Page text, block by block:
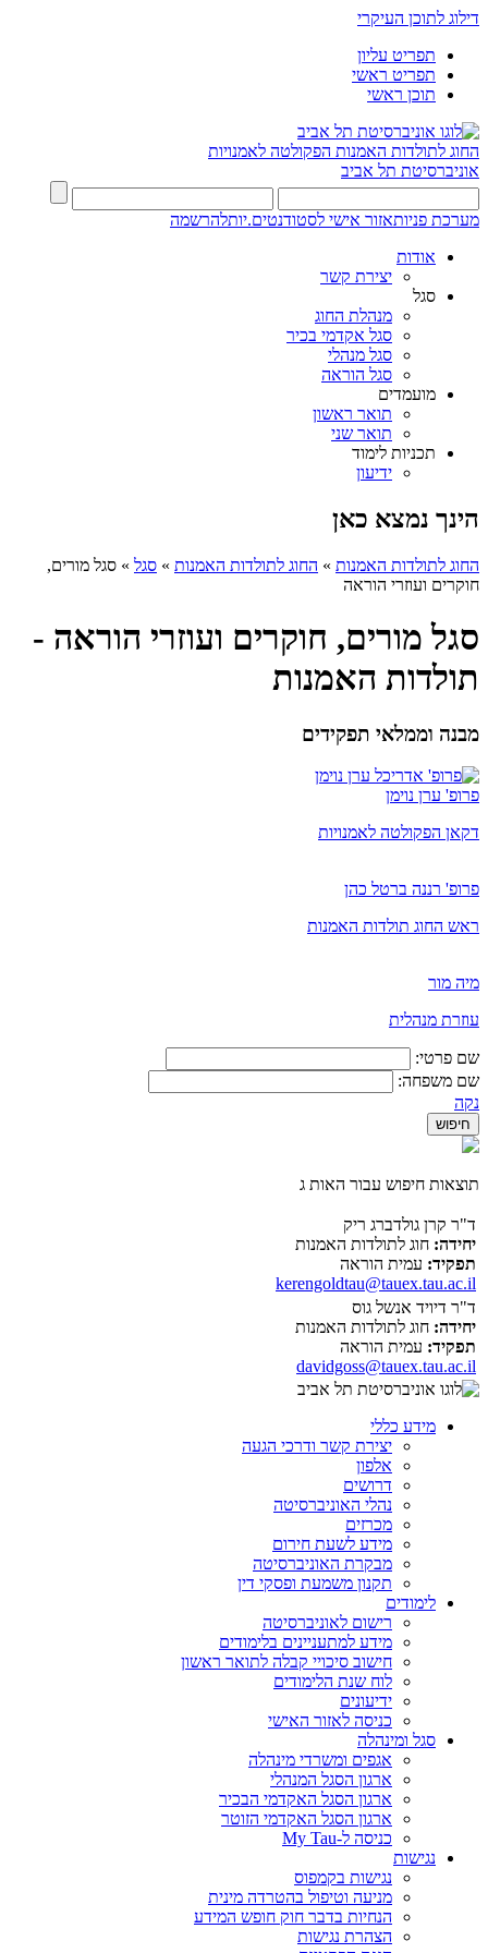
דילוג לתוכן העיקרי
תפריט עליון
תפריט ראשי
תוכן ראשי
החוג לתולדות האמנות הפקולטה לאמנויות
אוניברסיטת תל אביב
מערכת פניותאזור אישי לסטודנטים.יותלהרשמה
אודות
יצירת קשר
סגל
מנהלת החוג
סגל אקדמי בכיר
סגל מנהלי
סגל הוראה
מועמדים
תואר ראשון
תואר שני
תכניות לימוד
ידיעון
הינך נמצא כאן
החוג לתולדות האמנות » החוג לתולדות האמנות » סגל » סגל מורים,
חוקרים ועוזרי הוראה
סגל מורים, חוקרים ועוזרי הוראה -
תולדות האמנות
מבנה וממלאי תפקידים
פרופ' ערן נוימן
דקאן הפקולטה לאמנויות
פרופ' רננה ברטל כהן
ראש החוג תולדות האמנות
מיה מור
​עוזרת מנהלית
שם פרטי:
שם משפחה:
נקה
תוצאות חיפוש עבור האות ג
ד"ר קרן גולדברג ריק
יחידה: חוג לתולדות האמנות
תפקיד: עמית הוראה
kerengoldtau@tauex.tau.ac.il
ד"ר דיויד אנשל גוס
יחידה: חוג לתולדות האמנות
תפקיד: עמית הוראה
davidgoss@tauex.tau.ac.il
מידע כללי
יצירת קשר ודרכי הגעה
אלפון
דרושים
נהלי האוניברסיטה
מכרזים
מידע לשעת חירום
מבקרת האוניברסיטה
תקנון משמעת ופסקי דין
לימודים
רישום לאוניברסיטה
מידע למתעניינים בלימודים
חישוב סיכויי קבלה לתואר ראשון
לוח שנת הלימודים
ידיעונים
כניסה לאזור האישי
סגל ומינהלה
אגפים ומשרדי מינהלה
ארגון הסגל המנהלי
ארגון הסגל האקדמי הבכיר
ארגון הסגל האקדמי הזוטר
כניסה ל-My Tau
נגישות
נגישות בקמפוס
מניעה וטיפול בהטרדה מינית
הנחיות בדבר חוק חופש המידע
הצהרת נגישות